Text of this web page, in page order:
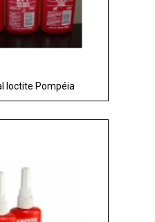
loctite Pompéia